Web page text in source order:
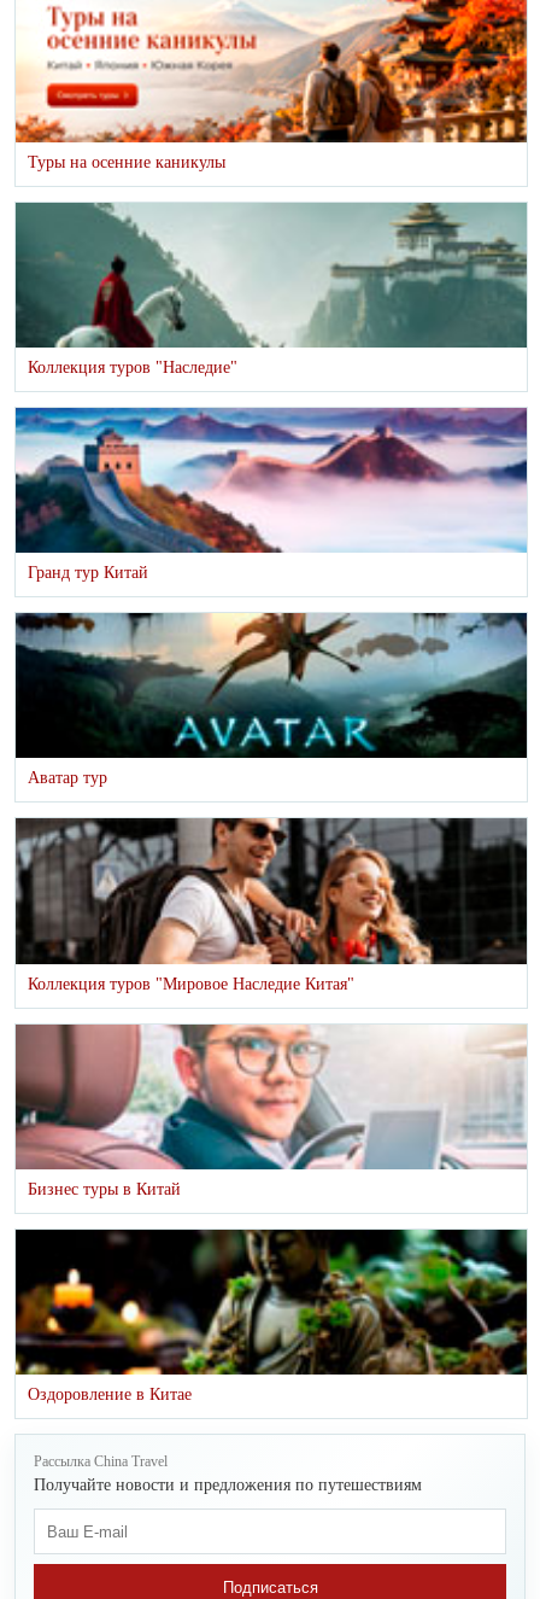
Туры на осенние каникулы
Коллекция туров "Наследие"
Гранд тур Китай
Аватар тур
Коллекция туров "Мировое Наследие Китая"
Бизнес туры в Китай
Оздоровление в Китае
Рассылка China Travel
Получайте новости и предложения по путешествиям
Подписаться